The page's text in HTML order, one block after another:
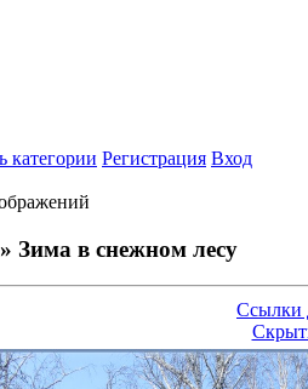
категории Регистрация Вход
» Зима в снежном лесу
Ссылки